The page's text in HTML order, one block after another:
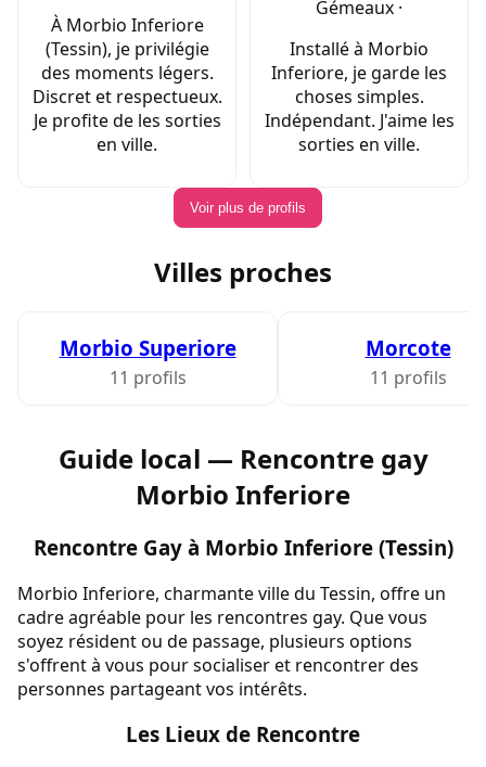
À Morbio Inferiore
(Tessin), je privilégie
des moments légers.
Discret et respectueux.
Je profite de les sorties
en ville.
Gémeaux ·
Installé à Morbio
Inferiore, je garde les
choses simples.
Indépendant. J'aime les
sorties en ville.
Voir plus de profils
Villes proches
Morbio Superiore
11 profils
Morcote
11 profils
Guide local — Rencontre gay
Morbio Inferiore
Rencontre Gay à Morbio Inferiore (Tessin)
Morbio Inferiore, charmante ville du Tessin, offre un
cadre agréable pour les rencontres gay. Que vous
soyez résident ou de passage, plusieurs options
s'offrent à vous pour socialiser et rencontrer des
personnes partageant vos intérêts.
Les Lieux de Rencontre